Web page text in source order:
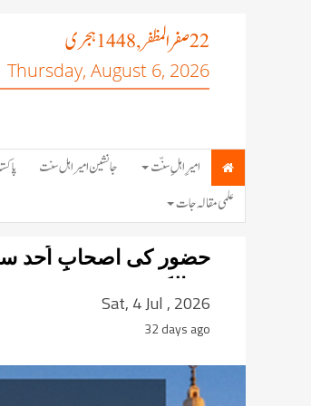
22صفر المظفر, 1448 ہجری
Thursday, August 6, 2026
امیرِ اہلِ سنّت جانشین امیر اہل سنت
علمی مقالہ جات
حضور کی اصحابِ اُحد سے
سیالکوٹ
Sat, 4 Jul , 2026
32 days ago